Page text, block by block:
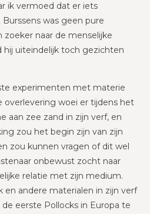
ik vermoed dat er iets
was geen pure
zoeker naar de menselijke
hij uiteindelijk toch gezichten
experimenten met materie
overlevering woei er tijdens het
aan zee zand in zijn verf, en
zou het begin zijn van zijn
zou kunnen vragen of dit wel
onbewust zocht naar
relatie met zijn medium.
en andere materialen in zijn verf
eerste Pollocks in Europa te